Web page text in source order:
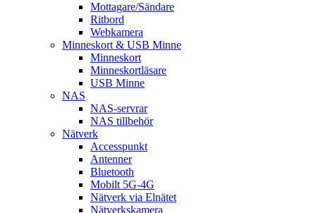
Mottagare/Sändare
Ritbord
Webkamera
Minneskort & USB Minne
Minneskort
Minneskortläsare
USB Minne
NAS
NAS-servrar
NAS tillbehör
Nätverk
Accesspunkt
Antenner
Bluetooth
Mobilt 5G-4G
Nätverk via Elnätet
Nätverkskamera